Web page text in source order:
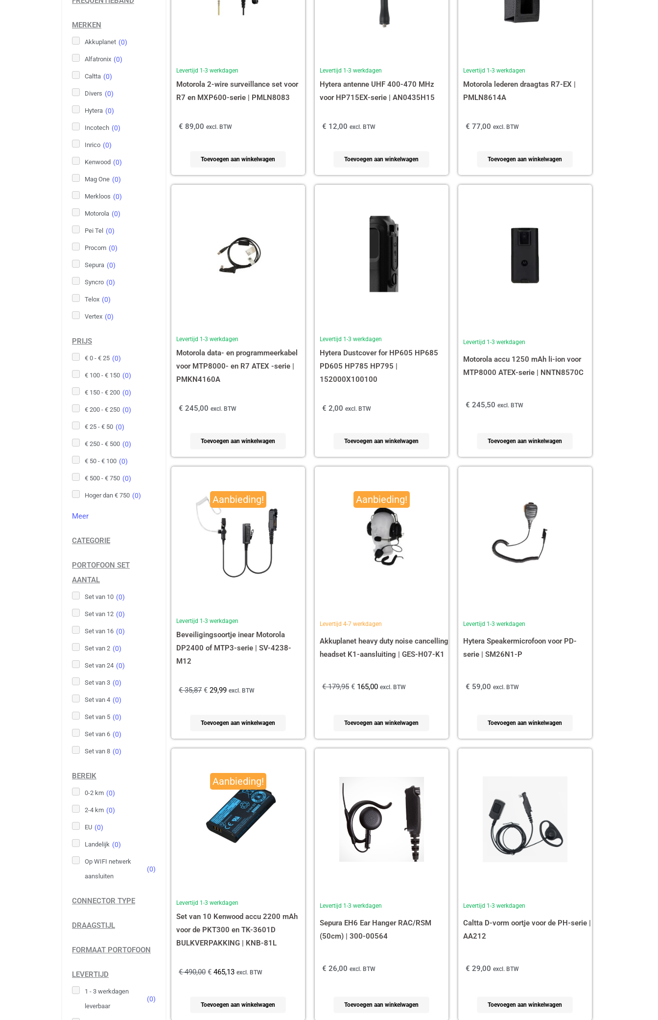
MERKEN
Akkuplanet (0)
Alfatronix (0)
Caltta (0)
Divers (0)
Hytera (0)
Incotech (0)
Inrico (0)
Kenwood (0)
Mag One (0)
Merkloos (0)
Motorola (0)
Pei Tel (0)
Procom (0)
Sepura (0)
Syncro (0)
Telox (0)
Vertex (0)
PRIJS
€ 0 - € 25 (0)
€ 100 - € 150 (0)
€ 150 - € 200 (0)
€ 200 - € 250 (0)
€ 25 - € 50 (0)
€ 250 - € 500 (0)
€ 50 - € 100 (0)
€ 500 - € 750 (0)
Hoger dan € 750 (0)
Meer
CATEGORIE
PORTOFOON SET
AANTAL
Set van 10 (0)
Set van 12 (0)
Set van 16 (0)
Set van 2 (0)
Set van 24 (0)
Set van 3 (0)
Set van 4 (0)
Set van 5 (0)
Set van 6 (0)
Set van 8 (0)
BEREIK
0-2 km (0)
2-4 km (0)
EU (0)
Landelijk (0)
Op WIFI netwerk
aansluiten
(0)
CONNECTOR TYPE
DRAAGSTIJL
FORMAAT PORTOFOON
LEVERTIJD
1 - 3 werkdagen
leverbaar
(0)
Levertijd 1-3 werkdagen
Motorola 2-wire surveillance set voor
R7 en MXP600-serie | PMLN8083
€ 89,00 excl. BTW
Toevoegen aan winkelwagen
Levertijd 1-3 werkdagen
Hytera antenne UHF 400-470 MHz
voor HP715EX-serie | AN0435H15
€ 12,00 excl. BTW
Toevoegen aan winkelwagen
Levertijd 1-3 werkdagen
Motorola lederen draagtas R7-EX |
PMLN8614A
€ 77,00 excl. BTW
Toevoegen aan winkelwagen
Levertijd 1-3 werkdagen
Motorola data- en programmeerkabel
voor MTP8000- en R7 ATEX -serie |
PMKN4160A
€ 245,00 excl. BTW
Toevoegen aan winkelwagen
Levertijd 1-3 werkdagen
Hytera Dustcover for HP605 HP685
PD605 HP785 HP795 |
152000X100100
€ 2,00 excl. BTW
Toevoegen aan winkelwagen
Levertijd 1-3 werkdagen
Motorola accu 1250 mAh li-ion voor
MTP8000 ATEX-serie | NNTN8570C
€ 245,50 excl. BTW
Toevoegen aan winkelwagen
Aanbieding!
Levertijd 1-3 werkdagen
Beveiligingsoortje inear Motorola
DP2400 of MTP3-serie | SV-4238-
M12
€35,87
was:
€ 35,87.
€29,99
is:
excl. BTW
Toevoegen aan winkelwagen
Aanbieding!
Levertijd 4-7 werkdagen
Akkuplanet heavy duty noise cancelling
headset K1-aansluiting | GES-H07-K1
€179,95
was:
€ 179,95.
€165,00
is:
€ 165,00.
excl. BTW
Toevoegen aan winkelwagen
Levertijd 1-3 werkdagen
Hytera Speakermicrofoon voor PD-
serie | SM26N1-P
€ 59,00 excl. BTW
Toevoegen aan winkelwagen
Aanbieding!
Levertijd 1-3 werkdagen
Set van 10 Kenwood accu 2200 mAh
voor de PKT300 en TK-3601D
BULKVERPAKKING | KNB-81L
€490,00
was:
€ 490,00.
€465,13
is:
€ 465,13.
excl. BTW
Toevoegen aan winkelwagen
Levertijd 1-3 werkdagen
Sepura EH6 Ear Hanger RAC/RSM
(50cm) | 300-00564
€ 26,00 excl. BTW
Toevoegen aan winkelwagen
Levertijd 1-3 werkdagen
Caltta D-vorm oortje voor de PH-serie |
AA212
€ 29,00 excl. BTW
Toevoegen aan winkelwagen